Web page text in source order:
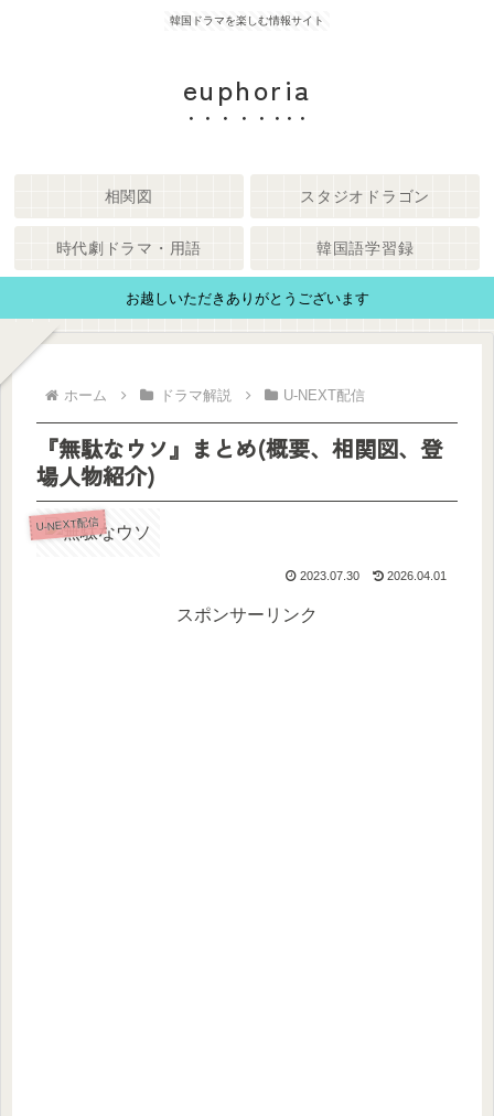
韓国ドラマを楽しむ情報サイト
euphoria
相関図 スタジオドラゴン
時代劇ドラマ・用語 韓国語学習録
お越しいただきありがとうございます
ホーム ドラマ解説 U-NEXT配信
『無駄なウソ』まとめ(概要、相関図、登
場人物紹介)
U-NEXT配信
2023.07.30 2026.04.01
スポンサーリンク